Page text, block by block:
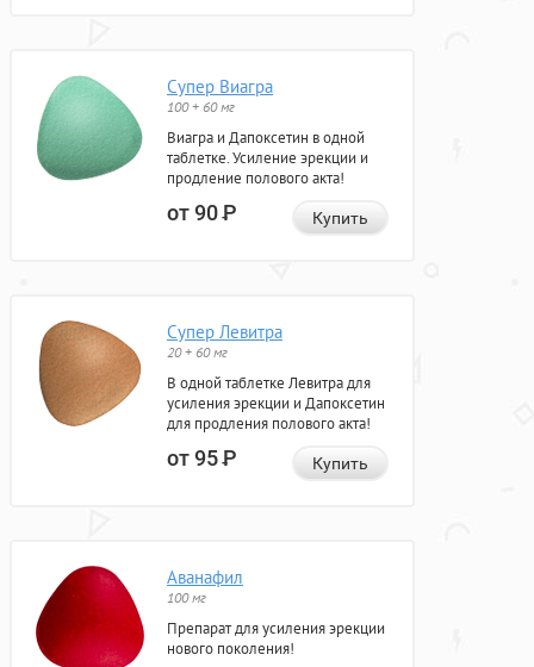
Супер Виагра
100 + 60 мг
Виагра и Дапоксетин в одной
таблетке. Усиление эрекции и
продление полового акта!
от 90Р Купить
Супер Левитра
20 + 60 мг
В одной таблетке Левитра для
усиления эрекции и Дапоксетин
для продления полового акта!
от 95Р Купить
Аванафил
100 мг
Препарат для усиления эрекции
нового поколения!